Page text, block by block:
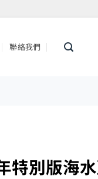
聯絡我們
特別版海